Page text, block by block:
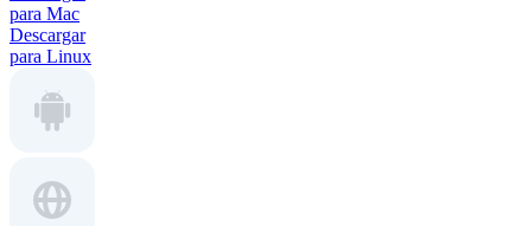
para Mac
Descargar
para Linux